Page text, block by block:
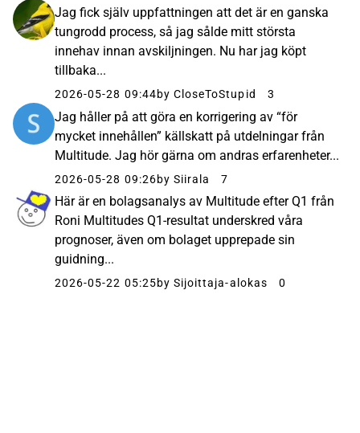
Jag fick själv uppfattningen att det är en ganska
tungrodd process, så jag sålde mitt största
innehav innan avskiljningen. Nu har jag köpt
tillbaka...
2026-05-28 09:44by CloseToStupid 3
Jag håller på att göra en korrigering av “för
mycket innehållen” källskatt på utdelningar från
Multitude. Jag hör gärna om andras erfarenheter...
2026-05-28 09:26by Siirala 7
Här är en bolagsanalys av Multitude efter Q1 från
Roni Multitudes Q1-resultat underskred våra
prognoser, även om bolaget upprepade sin
guidning...
2026-05-22 05:25by Sijoittaja-alokas 0